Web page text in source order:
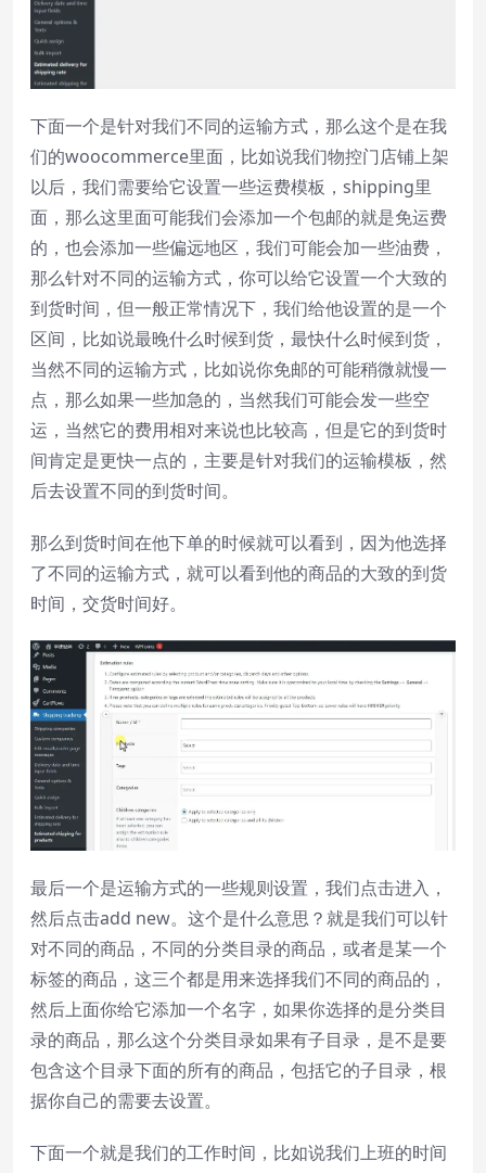
下面一个是针对我们不同的运输方式，那么这个是在我
们的woocommerce里面，比如说我们物控门店铺上架
以后，我们需要给它设置一些运费模板，shipping里
面，那么这里面可能我们会添加一个包邮的就是免运费
的，也会添加一些偏远地区，我们可能会加一些油费，
那么针对不同的运输方式，你可以给它设置一个大致的
到货时间，但一般正常情况下，我们给他设置的是一个
区间，比如说最晚什么时候到货，最快什么时候到货，
当然不同的运输方式，比如说你免邮的可能稍微就慢一
点，那么如果一些加急的，当然我们可能会发一些空
运，当然它的费用相对来说也比较高，但是它的到货时
间肯定是更快一点的，主要是针对我们的运输模板，然
后去设置不同的到货时间。
那么到货时间在他下单的时候就可以看到，因为他选择
了不同的运输方式，就可以看到他的商品的大致的到货
时间，交货时间好。
最后一个是运输方式的一些规则设置，我们点击进入，
然后点击add new。这个是什么意思？就是我们可以针
对不同的商品，不同的分类目录的商品，或者是某一个
标签的商品，这三个都是用来选择我们不同的商品的，
然后上面你给它添加一个名字，如果你选择的是分类目
录的商品，那么这个分类目录如果有子目录，是不是要
包含这个目录下面的所有的商品，包括它的子目录，根
据你自己的需要去设置。
下面一个就是我们的工作时间，比如说我们上班的时间